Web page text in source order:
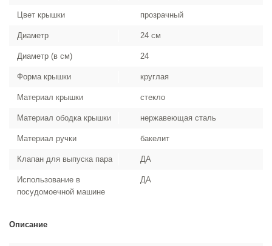
Цвет крышки прозрачный
Диаметр 24 см
Диаметр (в см) 24
Форма крышки круглая
Материал крышки стекло
Материал ободка крышки нержавеющая сталь
Материал ручки бакелит
Клапан для выпуска пара ДА
Использование в
посудомоечной машине
ДА
Описание